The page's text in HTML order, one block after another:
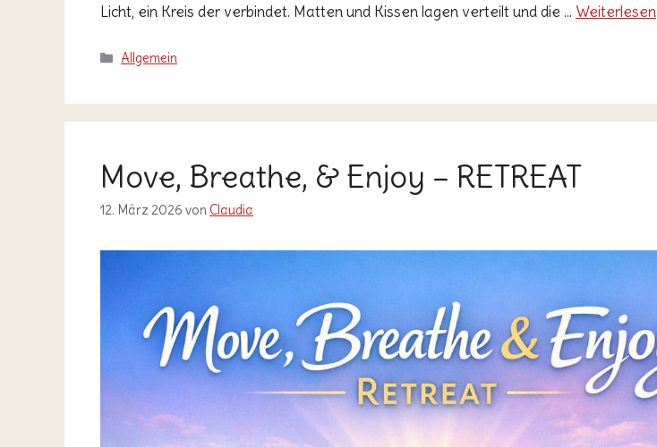
Licht, ein Kreis der verbindet. Matten und Kissen lagen verteilt und die … Weiterlesen
Kategorien
Allgemein
Move, Breathe, & Enjoy – RETREAT
12. März 2026 von Claudia